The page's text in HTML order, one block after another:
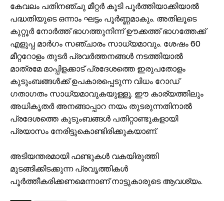
കേവലം പതിനഞ്ചു മീറ്റർ കൂടി പൂർത്തിയാക്കിയാൽ
പദ്ധതിയുടെ ഒന്നാം ഘട്ടം പൂർണ്ണമാകും. അതിലൂടെ
കുറ്റൂർ നോർത്ത് ഭാഗത്തുനിന്ന് ഊക്കത്ത് ഭാഗത്തേക്ക്
എളുപ്പ മാർഗം സഞ്ചാരം സാധ്യമാവും. ശേഷം 60
മീറ്ററോളം തുടർ പ്രവർത്തനങ്ങൾ നടത്തിയാൽ
മാത്രമേ മാപ്പിളക്കാട് പ്രദേശത്തെ ഇരുപതോളം
കുടുംബങ്ങൾക്ക് ഉപകാരപ്പെടുന്ന വിധം റോഡ്
ഗതാഗതം സാധ്യമാവുകയുള്ളൂ. ഈ കാര്യത്തിലും
അധികൃതർ അനങ്ങാപ്പാറ നയം തുടരുന്നതിനാൽ
പ്രദേശത്തെ കുടുംബങ്ങൾ പതിറ്റാണ്ടുകളായി
പ്രയാസം നേരിട്ടുകൊണ്ടിരിക്കുകയാണ്.
അടിയന്തരമായി ഫണ്ടുകൾ വകയിരുത്തി
മുടങ്ങിക്കിടക്കുന്ന പ്രവൃത്തികൾ
പൂർത്തീകരിക്കണമെന്നാണ് നാട്ടുകാരുടെ ആവശ്യം.